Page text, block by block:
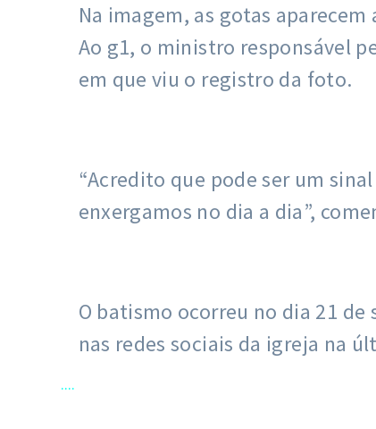
....
Na imagem, as gotas
Ao g1, o ministro responsável
em que viu o registro da foto.
“Acredito que pode ser um
enxergamos no dia a dia”,
O batismo ocorreu no dia 21
nas redes sociais da igreja na